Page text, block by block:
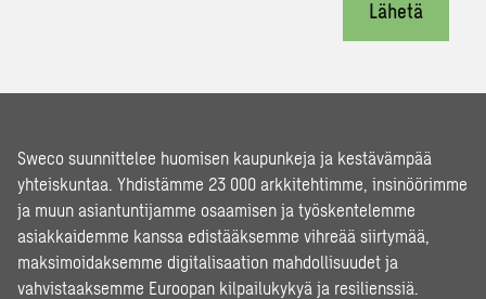
Lähetä
Sweco suunnittelee huomisen kaupunkeja ja kestävämpää
yhteiskuntaa. Yhdistämme 23 000 arkkitehtimme, insinöörimme
ja muun asiantuntijamme osaamisen ja työskentelemme
asiakkaidemme kanssa edistääksemme vihreää siirtymää,
maksimoidaksemme digitalisaation mahdollisuudet ja
vahvistaaksemme Euroopan kilpailukykyä ja resilienssiä.